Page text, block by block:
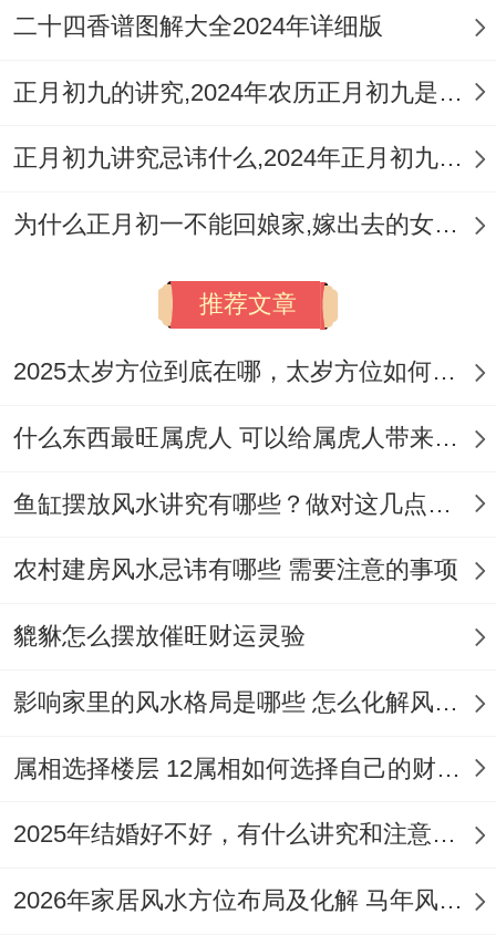
二十四香谱图解大全2024年详细版
正月初九的讲究,2024年农历正月初九是黄道吉日吗
正月初九讲究忌讳什么,2024年正月初九是黄道吉日吗
为什么正月初一不能回娘家,嫁出去的女儿除夕能回娘家吗
推荐文章
2025太岁方位到底在哪，太岁方位如何化解迎来好运
什么东西最旺属虎人 可以给属虎人带来好运的吉祥物
鱼缸摆放风水讲究有哪些？做对这几点风水更旺！
农村建房风水忌讳有哪些 需要注意的事项
貔貅怎么摆放催旺财运灵验
影响家里的风水格局是哪些 怎么化解风水不好的现象
属相选择楼层 12属相如何选择自己的财运楼层
2025年结婚好不好，有什么讲究和注意事项吗
2026年家居风水方位布局及化解 马年风水运势九宫图大利什么方向